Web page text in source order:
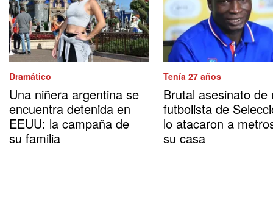
Dramático
Una niñera argentina se
encuentra detenida en
EEUU: la campaña de
su familia
Tenía 27 años
Brutal asesinato de
futbolista de
lo atacaron a
su casa